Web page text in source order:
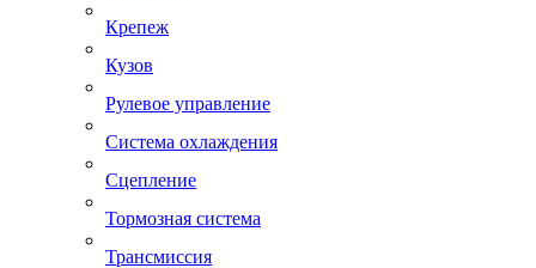
Крепеж
Кузов
Рулевое управление
Система охлаждения
Сцепление
Тормозная система
Трансмиссия